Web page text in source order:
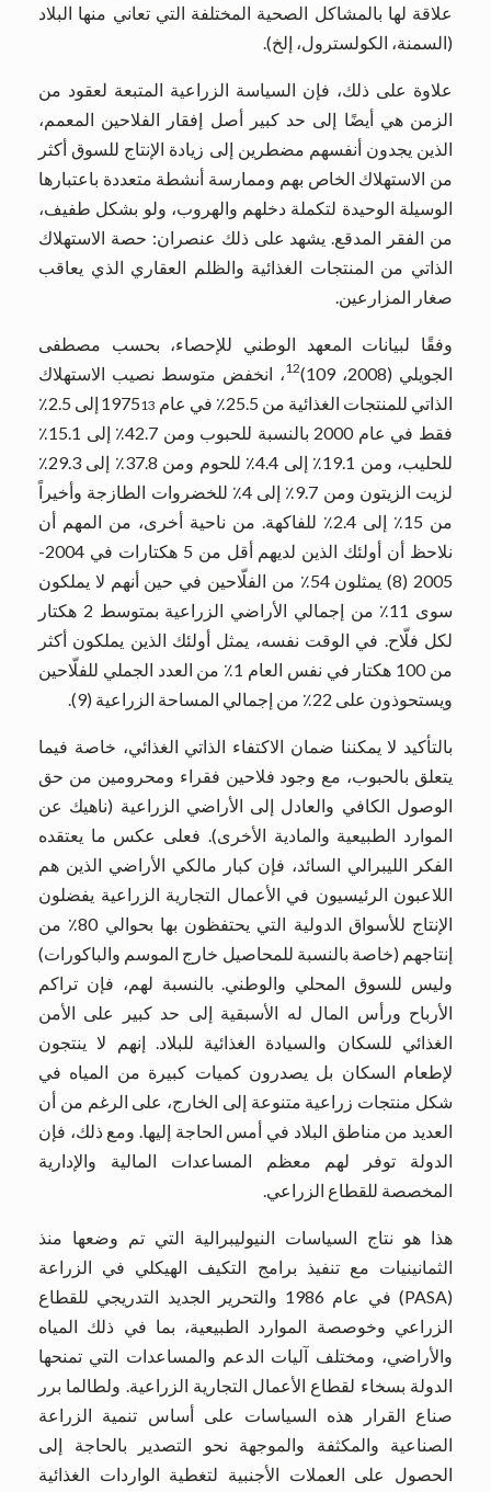
علاقة لها بالمشاكل الصحية المختلفة التي تعاني منها البلاد
(السمنة، الكولسترول، إلخ).
علاوة على ذلك، فإن السياسة الزراعية المتبعة لعقود من
الزمن هي أيضًا إلى حد كبير أصل إفقار الفلاحين المعمم،
الذين يجدون أنفسهم مضطرين إلى زيادة الإنتاج للسوق أكثر
من الاستهلاك الخاص بهم وممارسة أنشطة متعددة باعتبارها
الوسيلة الوحيدة لتكملة دخلهم والهروب، ولو بشكل طفيف،
من الفقر المدقع. يشهد على ذلك عنصران: حصة الاستهلاك
الذاتي من المنتجات الغذائية والظلم العقاري الذي يعاقب
صغار المزارعين.
وفقًا لبيانات المعهد الوطني للإحصاء، بحسب مصطفى
الجويلي (2008، 109)
12، انخفض متوسط ​​نصيب الاستهلاك
الذاتي للمنتجات الغذائية من 25.5٪ في عام 1975
13
إلى 2.5٪
فقط في عام 2000 بالنسبة للحبوب ومن 42.7٪ إلى 15.1٪
للحليب، ومن 19.1٪ إلى 4.4٪ للحوم ومن 37.8٪ إلى 29.3٪
لزيت الزيتون ومن 9.7٪ إلى 4٪ للخضروات الطازجة وأخيراً
من 15٪ إلى 2.4٪ للفاكهة. من ناحية أخرى، من المهم أن
نلاحظ أن أولئك الذين لديهم أقل من 5 هكتارات في 2004-
2005 (8) يمثلون 54٪ من الفلّاحين في حين أنهم لا يملكون
سوى 11٪ من إجمالي الأراضي الزراعية بمتوسط ​​2 هكتار
لكل فلّاح. في الوقت نفسه، يمثل أولئك الذين يملكون أكثر
من 100 هكتار في نفس العام 1٪ من العدد الجملي للفلّاحين
ويستحوذون على 22٪ من إجمالي المساحة الزراعية (9).
بالتأكيد لا يمكننا ضمان الاكتفاء الذاتي الغذائي، خاصة فيما
يتعلق بالحبوب، مع وجود فلاحين فقراء ومحرومين من حق
الوصول الكافي والعادل إلى الأراضي الزراعية (ناهيك عن
الموارد الطبيعية والمادية الأخرى). فعلى عكس ما يعتقده
الفكر الليبرالي السائد، فإن كبار مالكي الأراضي الذين هم
اللاعبون الرئيسيون في الأعمال التجارية الزراعية يفضلون
الإنتاج للأسواق الدولية التي يحتفظون بها بحوالي 80٪ من
إنتاجهم (خاصة بالنسبة للمحاصيل خارج الموسم والباكورات)
وليس للسوق المحلي والوطني. بالنسبة لهم، فإن تراكم
الأرباح ورأس المال له الأسبقية إلى حد كبير على الأمن
الغذائي للسكان والسيادة الغذائية للبلاد. إنهم لا ينتجون
لإطعام السكان بل يصدرون كميات كبيرة من المياه في
شكل منتجات زراعية متنوعة إلى الخارج، على الرغم من أن
العديد من مناطق البلاد في أمس الحاجة إليها. ومع ذلك، فإن
الدولة توفر لهم معظم المساعدات المالية والإدارية
المخصصة للقطاع الزراعي.
هذا هو نتاج السياسات النيوليبرالية التي تم وضعها منذ
الثمانينيات مع تنفيذ برامج التكيف الهيكلي في الزراعة
(PASA) في عام 1986 والتحرير الجديد التدريجي للقطاع
الزراعي وخوصصة الموارد الطبيعية، بما في ذلك المياه
والأراضي، ومختلف آليات الدعم والمساعدات التي تمنحها
الدولة بسخاء لقطاع الأعمال التجارية الزراعية. ولطالما برر
صناع القرار هذه السياسات على أساس تنمية الزراعة
الصناعية والمكثفة والموجهة نحو التصدير بالحاجة إلى
الحصول على العملات الأجنبية لتغطية الواردات الغذائية